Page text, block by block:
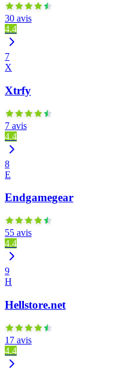
30 avis
4.4
7
X
Xtrfy
7 avis
4.4
8
E
Endgamegear
55 avis
4.4
9
H
Hellstore.net
17 avis
4.4